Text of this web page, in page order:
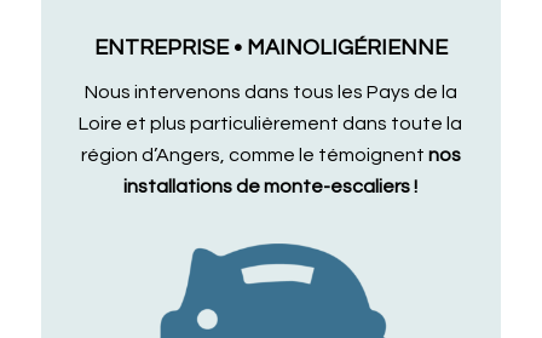
ENTREPRISE • MAINOLIGÉRIENNE
Nous intervenons dans tous les Pays de la
Loire et plus particulièrement dans toute la
région d’Angers, comme le témoignent nos
installations de monte-escaliers !